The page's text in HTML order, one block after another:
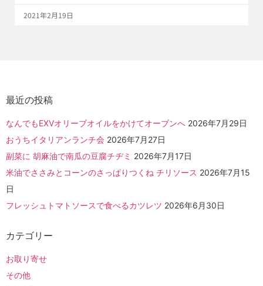
2021年2月19日
最近の投稿
なんでもEXVオリーブオイルをかけてオーブンへ 2026年7月29日
おうちイタリアンランチ会 2026年7月27日
副菜に 胡麻油で南瓜の豆腐チヂミ 2026年7月17日
米油でささみとコーンのさっぱりつくね チリソース 2026年7月15
日
フレッシュトマトソースで食べるカツレツ 2026年6月30日
カテゴリー
お取り寄せ
その他